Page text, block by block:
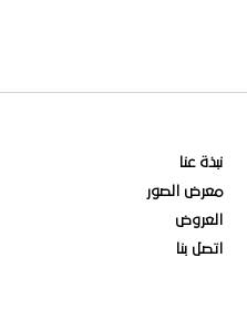
عالمية وواحدة […]
نبذة عنا
معرض الصور
العروض
اتصل بنا